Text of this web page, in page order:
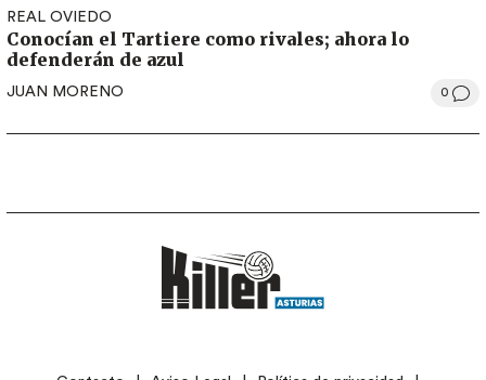
REAL OVIEDO
Conocían el Tartiere como rivales; ahora lo
defenderán de azul
JUAN MORENO 0
LEGAL